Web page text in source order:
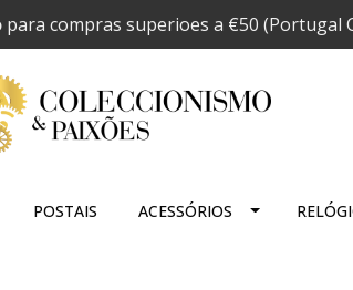
para compras superioes a €50 (Portugal
POSTAIS ACESSÓRIOS